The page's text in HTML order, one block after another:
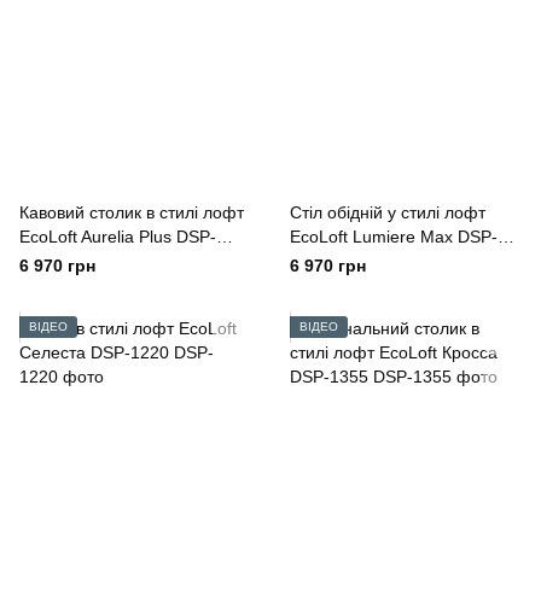
Кавовий столик в стилі лофт
EcoLoft Aurelia Plus DSP-
1160
6 970 грн
Стіл обідній у стилі лофт
EcoLoft Lumiere Max DSP-
1170
6 970 грн
ВІДЕО ВІДЕО